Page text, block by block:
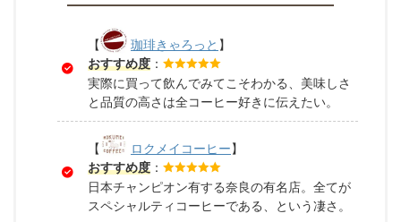
【 珈琲きゃろっと 】
おすすめ度 ：
実際に買って飲んでみてこそわかる、美味しさ
と品質の高さは全コーヒー好きに伝えたい。
【 ロクメイコーヒー】
おすすめ度 ：
日本チャンピオン有する奈良の有名店。全てが
スペシャルティコーヒーである、という凄さ。